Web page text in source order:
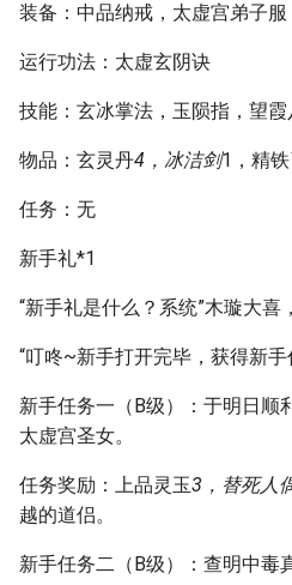
装备：中品纳戒，太虚宫弟子服
运行功法：太虚玄阴诀
技能：玄冰掌法，玉陨指，望
物品：玄灵丹4，冰洁剑1，精
任务：无
新手礼*1
“新手礼是什么？系统”木璇大喜
“叮咚~新手打开完毕，获得新手
新手任务一（B级）：于明日顺
太虚宫圣女。
任务奖励：上品灵玉3，替死人
越的道侣。
新手任务二（B级）：查明中毒